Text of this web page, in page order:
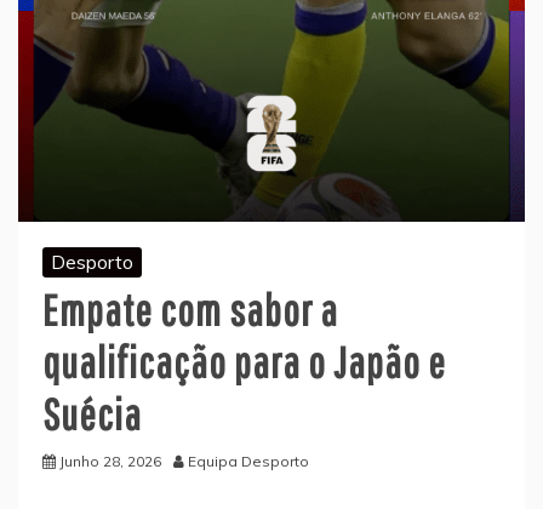
Desporto
Empate com sabor a
qualificação para o Japão e
Suécia
Junho 28, 2026 Equipa Desporto